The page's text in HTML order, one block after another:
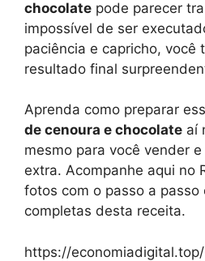
chocolate pode parecer
impossível de ser
paciência e capricho, você
resultado final
Aprenda como preparar
de cenoura e chocolate aí
mesmo para você vender
extra. Acompanhe aqui no
fotos com o passo a passo
completas desta receita.
https://